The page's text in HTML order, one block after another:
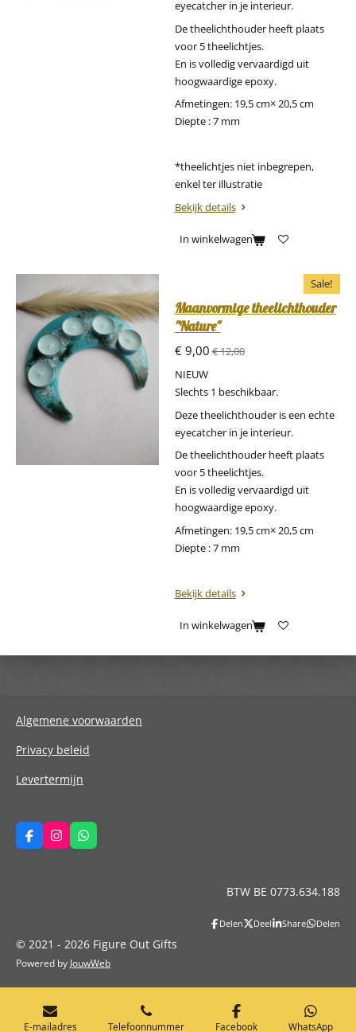
eyecatcher in je interieur.
De theelichthouder heeft plaats
voor 5 theelichtjes.
En is volledig vervaardigd uit
hoogwaardige epoxy.
Afmetingen: 19,5 cm× 20,5 cm
Diepte : 7 mm
*theelichtjes niet inbegrepen,
enkel ter illustratie
Bekijk details
In winkelwagen
Sale!
Maanvormige theelichthouder
"Nature"
€ 9,00€ 12,00
NIEUW
Slechts 1 beschikbaar.
Deze theelichthouder is een echte
eyecatcher in je interieur.
De theelichthouder heeft plaats
voor 5 theelichtjes.
En is volledig vervaardigd uit
hoogwaardige epoxy.
Afmetingen: 19,5 cm× 20,5 cm
Diepte : 7 mm
Bekijk details
In winkelwagen
Algemene voorwaarden
Privacy beleid
Levertermijn
F
a
I
n
W
h
BTW BE 0773.634.188
Delen Deel Share Delen
© 2021 - 2026 Figure Out Gifts
Powered by JouwWeb
E-mailadres Telefoonnummer Facebook WhatsApp